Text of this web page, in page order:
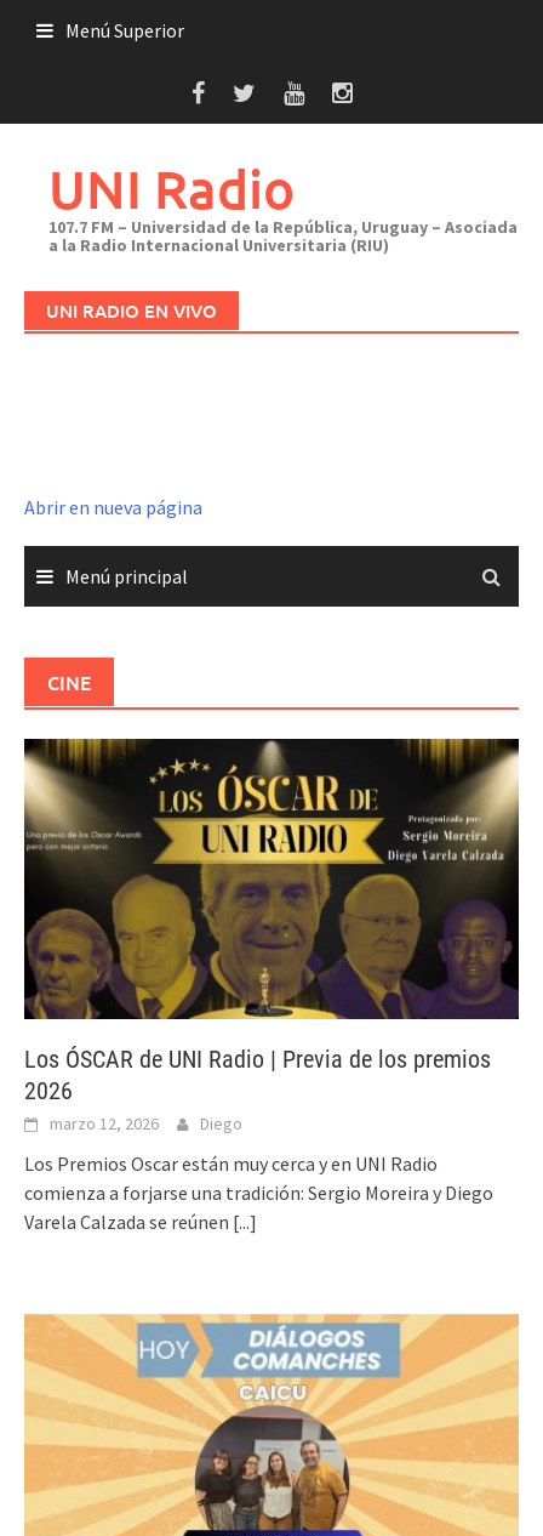
Menú Superior
UNI Radio
107.7 FM – Universidad de la República, Uruguay – Asociada
a la Radio Internacional Universitaria (RIU)
UNI RADIO EN VIVO
Abrir en nueva página
Menú principal
CINE
Los ÓSCAR de UNI Radio | Previa de los premios
2026
marzo 12, 2026 Diego
Los Premios Oscar están muy cerca y en UNI Radio
comienza a forjarse una tradición: Sergio Moreira y Diego
Varela Calzada se reúnen [...]